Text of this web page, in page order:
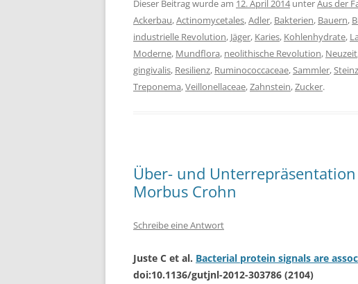
Dieser Beitrag wurde am 12. April 2014unterAus der
Ackerbau,Actinomycetales,Adler, Bakterien, Bauern,
industrielle Revolution, Jäger, Karies, Kohlenhydrate,
Moderne, Mundflora, neolithische Revolution, Neuzeit
gingivalis, Resilienz, Ruminococcaceae,Sammler,
Treponema,Veillonellaceae,Zahnstein,Zucker.
Über- und
Morbus Crohn
Schreibe eine Antwort
Juste C et al. Bacterial protein signals are
doi:10.1136/gutjnl-2012-303786 (2104)